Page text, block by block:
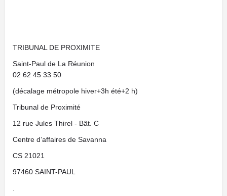
TRIBUNAL DE PROXIMITE
Saint-Paul de La Réunion
02 62 45 33 50
(décalage métropole hiver+3h été+2 h)
Tribunal de Proximité
12 rue Jules Thirel - Bât. C
Centre d’affaires de Savanna
CS 21021
97460 SAINT-PAUL